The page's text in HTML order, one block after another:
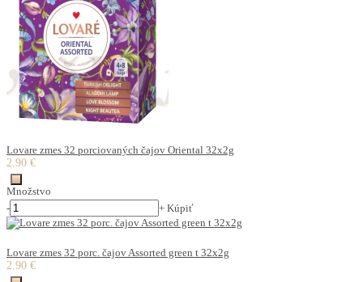
Lovare zmes 32 porciovaných čajov Oriental 32x2g
2.90 €
Množstvo
-
+ Kúpiť
Lovare zmes 32 porc. čajov Assorted green t 32x2g
2.90 €